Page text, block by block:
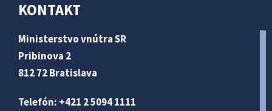
KONTAKT
Ministerstvo vnútra SR
Pribinova 2
812 72 Bratislava
Telefón: +421 2 5094 1111